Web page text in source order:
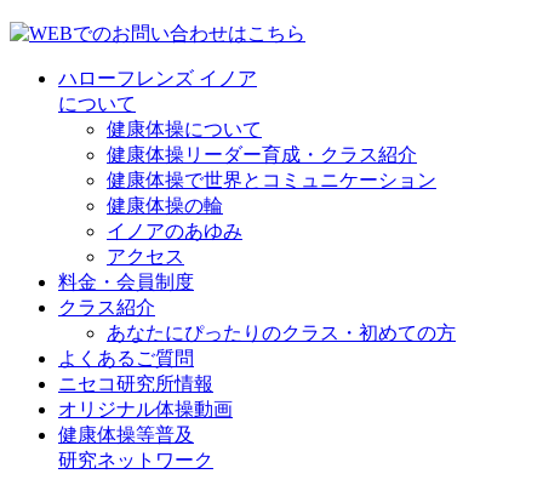
ハローフレンズ イノア
について
健康体操について
健康体操リーダー育成・クラス紹介
健康体操で世界とコミュニケーション
健康体操の輪
イノアのあゆみ
アクセス
料金・会員制度
クラス紹介
あなたにぴったりのクラス・初めての方
よくあるご質問
ニセコ研究所情報
オリジナル体操動画
健康体操等普及
研究ネットワーク